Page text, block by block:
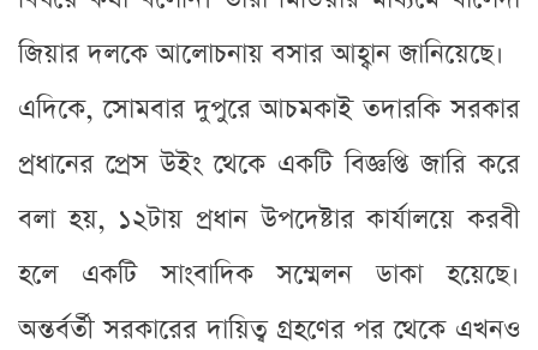
জিয়ার দলকে আলোচনায় বসার আহ্বান জানিয়েছে।
এদিকে, সোমবার দুপুরে আচমকাই তদারকি সরকার
প্রধানের প্রেস উইং থেকে একটি বিজ্ঞপ্তি জারি করে
বলা হয়, ১২টায় প্রধান উপদেষ্টার কার্যালয়ে করবী
হলে একটি সাংবাদিক সম্মেলন ডাকা হয়েছে।
অন্তর্বর্তী সরকারের দায়িত্ব গ্রহণের পর থেকে এখনও